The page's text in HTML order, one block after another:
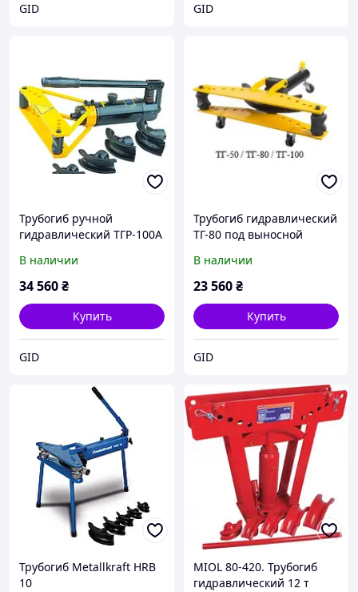
GID GID
Трубогиб ручной
гидравлический ТГР-100А
В наличии
34 560₴
Купить
GID
Трубогиб гидравлический
ТГ-80 под выносной
гидронасосом НРГ-7030
или маслостанцией
В наличии
23 560₴
Купить
GID
Трубогиб Metallkraft HRB
10
MIOL 80-420. Трубогиб
гидравлический 12 т